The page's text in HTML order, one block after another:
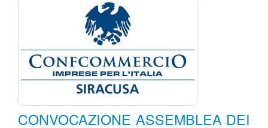
CONVOCAZIONE ASSEMBLEA DEI